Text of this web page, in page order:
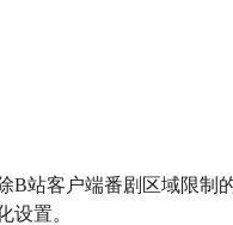
B站客户端番剧区域限制
设置。